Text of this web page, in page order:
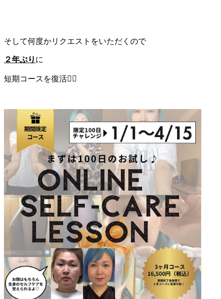
そして何度かリクエストをいただくので
２年ぶり に
短期コースを復活🐦‍🔥